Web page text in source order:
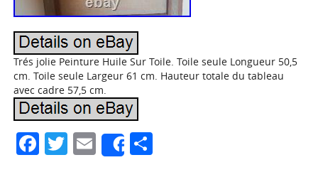
Trés jolie Peinture Huile Sur Toile. Toile seule Longueur 50,5
cm. Toile seule Largeur 61 cm. Hauteur totale du tableau
avec cadre 57,5 cm.
Facebook
Twitter
Email
Share